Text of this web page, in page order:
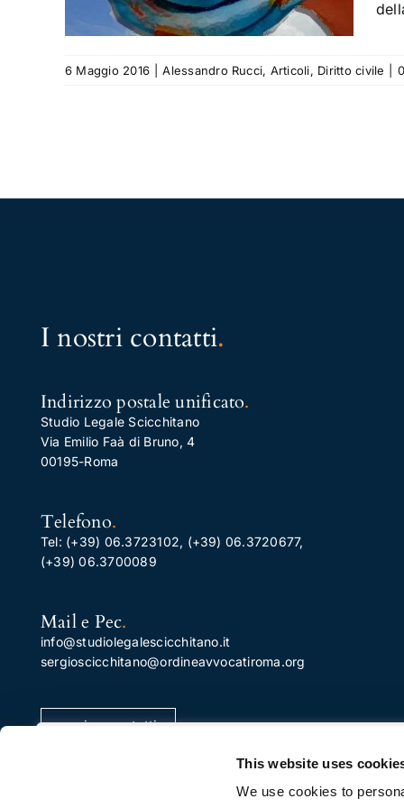
This website uses
We use cookies to
Utilizziamo i cookie per migliorare la tua esperienza di
6 Maggio 2016 Alessandro Rucci, Articoli, Diritto civile
I nostri contatti.
Indirizzo postale unificato.
Studio Legale Scicchitano
Via Emilio Faà di Bruno, 4
00195-Roma
Telefono.
Tel: (+39) 06.3723102, (+39) 06.3720677,
(+39) 06.3700089
Mail e Pec.
info@studiolegalescicchitano.it
sergioscicchitano@ordineavvocatiroma.org
pagina contatti